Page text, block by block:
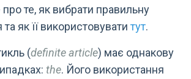
про те, як вибрати правильну
як її використовуватитут.
(definite article) має однакову
the. Його використання